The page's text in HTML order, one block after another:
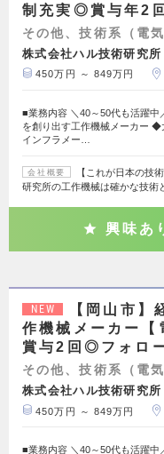
制充実◎賞与年2
その他、技術系（電
株式会社ハル技術研究所
450万円 ～ 849万円
■業務内容 ＼40～50代も活躍
を創り出す工作機械メーカー ◆
インフラメー…
会社概要
【これが日本の技
研究所の工作機械は確かな技術
興味あ
NEW
【岡山市】
作機械メーカー【
賞与2回◎フォロ
その他、技術系（電
株式会社ハル技術研究所
450万円 ～ 849万円
■業務内容 ＼40～50代も活躍